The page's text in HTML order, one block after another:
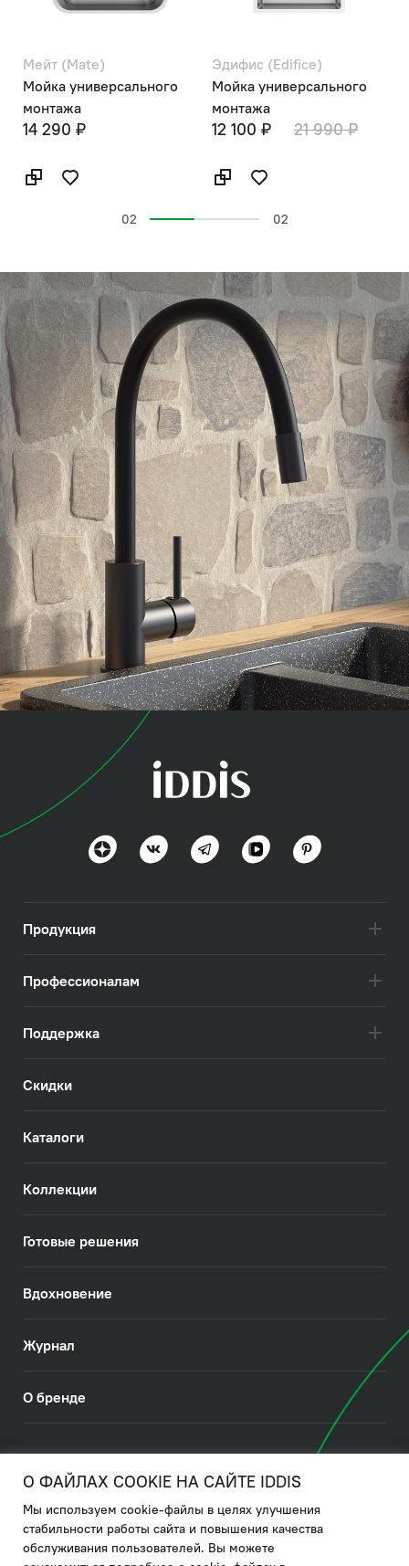
Мейт (Mate)
Мойка универсального
монтажа
14 290 ₽
Эдифис (Edifice)
Мойка универсального
монтажа
12 100 ₽ 21 990 ₽
02 02
Китчен 360 (Kitchen
Гибкое решение на все 360 градусов
Продукция
Профессионалам
Поддержка
Скидки
Каталоги
Коллекции
Готовые решения
Вдохновение
Журнал
О бренде
Политика в отношении использования файлов cookies
Политика обработки ПДн
О ФАЙЛАХ COOKIE НА САЙТЕ IDDIS
Мы используем cookie-файлы в целях улучшения
стабильности работы сайта и повышения качества
обслуживания пользователей. Вы можете